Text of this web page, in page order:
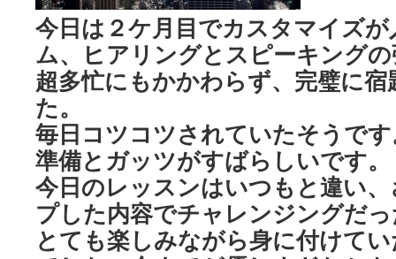
今日は２ケ月目でカスタマイズ
ム、ヒアリングとスピーキング
超多忙にもかかわらず、完璧に
た。
毎日コツコツされていたそうで
準備とガッツがすばらしいです。
今日のレッスンはいつもと違い
プした内容でチャレンジングだ
とても楽しみながら身に付けて